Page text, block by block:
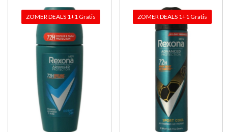
ZOMER DEALS 1+1 Gratis ZOMER DEALS 1+1 Gratis